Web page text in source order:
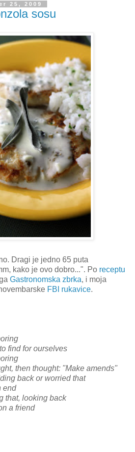
25, 2009
sosu
Dragi je jedno 65 puta
kako je ovo dobro...". Po receptu
Gastronomska zbrka, i moja
FBI rukavice.
find for ourselves
then thought: "Make amends"
back or worried that
end
that, looking back
a friend